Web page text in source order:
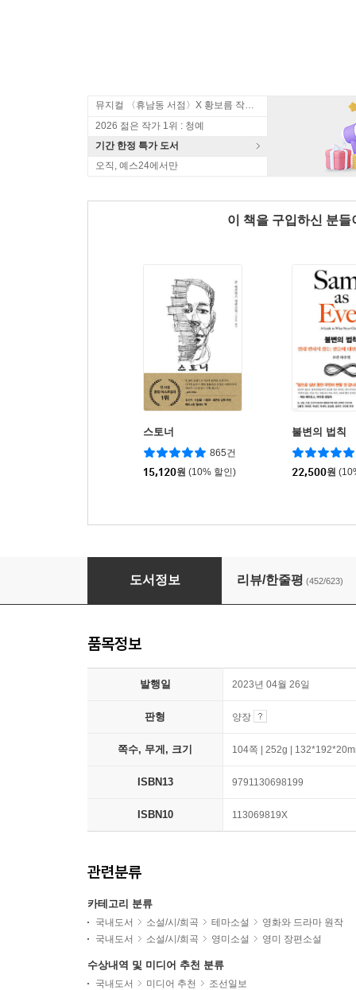
뮤지컬 〈휴남동 서점〉X 황보름 작가 북토크
2026 젊은 작가 1위 : 청예
기간 한정 특가 도서
오직, 예스24에서만
이 책을 구입하신 분
스토너
865건
15,120원 (10% 할인)
불변의 법칙
22,500원
맡겨진 소녀
도서정보 리뷰/한줄평 (452/623)
품목정보
발행일 2023년 04월 26일
판형 양장
쪽수, 무게, 크기 104쪽 | 252g |
ISBN13 9791130698199
ISBN10 113069819X
관련분류
카테고리 분류
국내도서 소설/시/희곡 테마소설
영화와 드라마 원작
국내도서
소설/시/희곡 영미소설 영미 장편소설
수상내역 및 미디어 추천 분류
국내도서 미디어 추천
조선일보